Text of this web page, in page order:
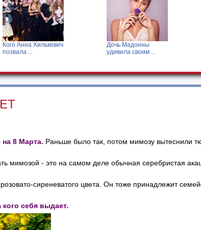
Кого Анна Хилькевич
позвала ...
Дочь Мадонны
удивила своим ...
8 Марта. Раньше было так, потом мимозу вытеснили
- это на самом деле обычная серебристая
сиреневатого цвета. Он тоже принадлежит
себя выдает.